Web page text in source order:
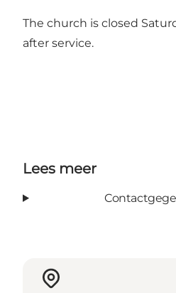
The church is closed
after service.
Lees meer